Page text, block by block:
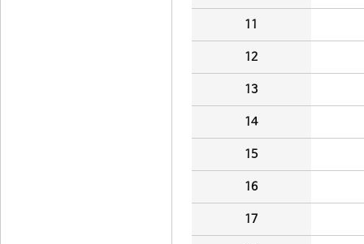
11
12
13
14
15
16
17